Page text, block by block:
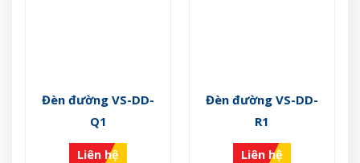
Đèn đường VS-DD-
Q1
Liên hệ
Đèn đường VS-DD-
R1
Liên hệ